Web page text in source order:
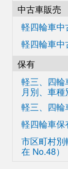
中古車販売
軽四輪車中
軽四輪車
保有
軽三、四輪
月別、車
軽三、四輪
軽四輪車
市区町村
在 No.48）